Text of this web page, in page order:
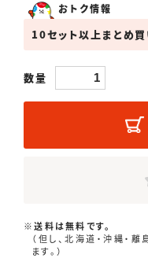
おトク情報
10セット以上まとめ買
数量
※送料は無料です。
（但し、北海道・沖縄・
ます。）